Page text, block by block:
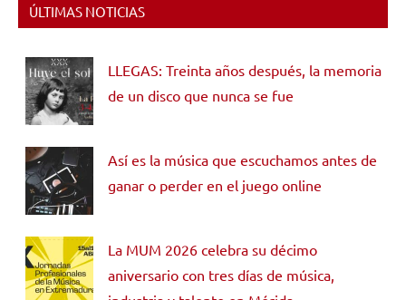
ÚLTIMAS NOTICIAS
LLEGAS: Treinta años después, la memoria
de un disco que nunca se fue
Así es la música que escuchamos antes de
ganar o perder en el juego online
La MUM 2026 celebra su décimo
aniversario con tres días de música,